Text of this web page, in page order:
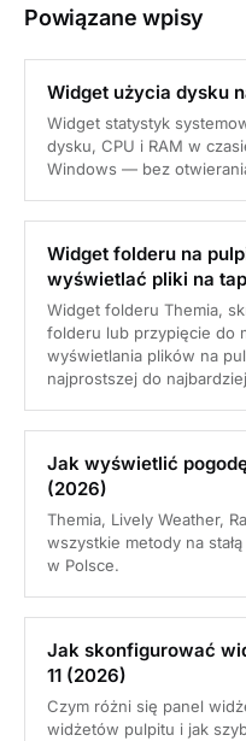
Powiązane wpisy
Widget użycia dysku
Widget statystyk
dysku, CPU i RAM w
Windows — bez
Widget folderu na
wyświetlać pliki na
Widget folderu Themia,
folderu lub przypięcie do
wyświetlania plików na
najprostszej do
Jak wyświetlić
(2026)
Themia, Lively Weather,
wszystkie metody na
w Polsce.
Jak skonfigurować
11 (2026)
Czym różni się panel
widżetów pulpitu i jak